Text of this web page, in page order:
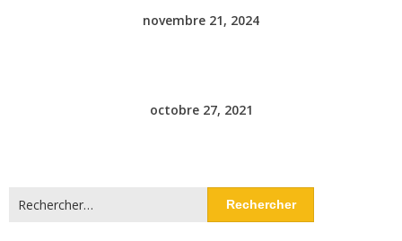
novembre 21, 2024
octobre 27, 2021
Rechercher :